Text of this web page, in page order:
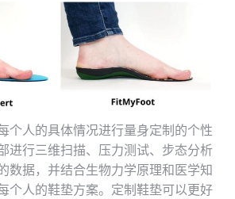
个人的具体情况进行量身定制的个性
进行三维扫描、压力测试、步态分析
数据，并结合生物力学原理和医学知
个人的鞋垫方案。定制鞋垫可以更好